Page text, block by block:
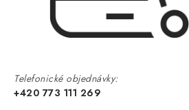
Telefonické objednávky:
+420 773 111 269